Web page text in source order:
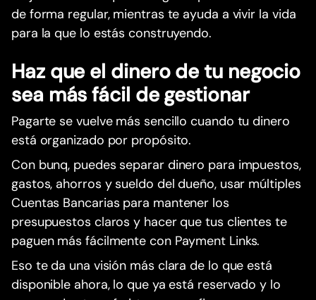
de forma regular, mientras te ayuda a vivir la vida
para la que lo estás construyendo.
Haz que el dinero de tu negocio
sea más fácil de gestionar
Pagarte se vuelve más sencillo cuando tu dinero
está organizado por propósito.
Con bunq, puedes separar dinero para impuestos,
gastos, ahorros y sueldo del dueño, usar múltiples
Cuentas Bancarias para mantener los
presupuestos claros y hacer que tus clientes te
paguen más fácilmente con Payment Links.
Eso te da una visión más clara de lo que está
disponible ahora, lo que ya está reservado y lo